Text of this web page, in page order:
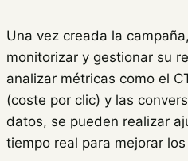
Una vez creada la
monitorizar y gestionar su
analizar métricas como el
(coste por clic) y las
datos, se pueden realizar
tiempo real para mejorar